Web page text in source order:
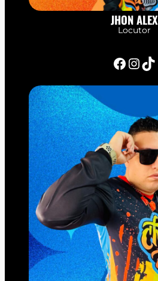
JHON ALEX
Locutor
Facebook InstagramTikTok